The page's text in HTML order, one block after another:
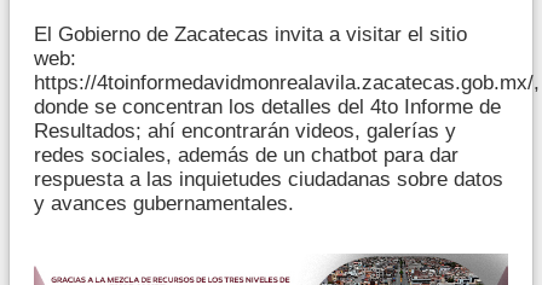
El Gobierno de Zacatecas invita a visitar el sitio
web:
https://4toinformedavidmonrealavila.zacatecas.gob.mx/,
donde se concentran los detalles del 4to Informe de
Resultados; ahí encontrarán videos, galerías y
redes sociales, además de un chatbot para dar
respuesta a las inquietudes ciudadanas sobre datos
y avances gubernamentales.